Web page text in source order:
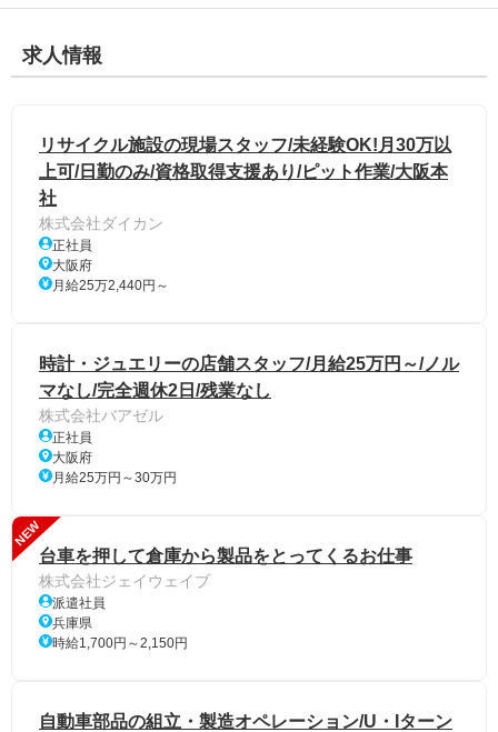
求人情報
リサイクル施設の現場スタッフ/未経験OK!月30万以
上可/日勤のみ/資格取得支援あり/ピット作業/大阪本
社
株式会社ダイカン
正社員
大阪府
月給25万2,440円～
時計・ジュエリーの店舗スタッフ/月給25万円～/ノル
マなし/完全週休2日/残業なし
株式会社バアゼル
正社員
大阪府
月給25万円～30万円
NEW
台車を押して倉庫から製品をとってくるお仕事
株式会社ジェイウェイブ
派遣社員
兵庫県
時給1,700円～2,150円
自動車部品の組立・製造オペレーション/U・Iターン